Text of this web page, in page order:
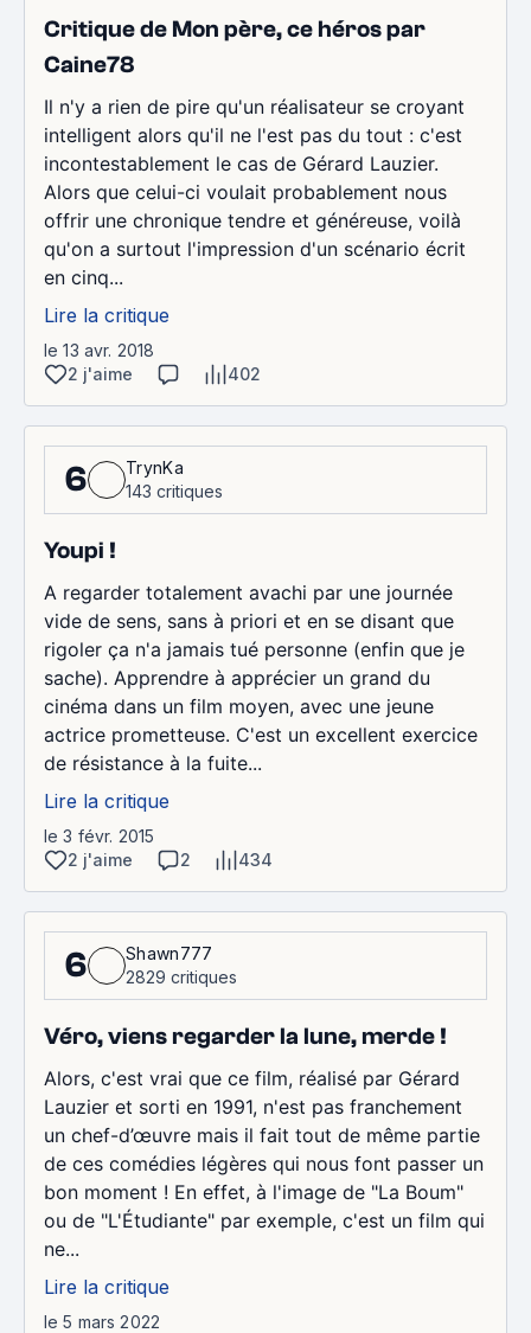
Critique de Mon père, ce héros par
Caine78
Il n'y a rien de pire qu'un réalisateur se croyant
intelligent alors qu'il ne l'est pas du tout : c'est
incontestablement le cas de Gérard Lauzier.
Alors que celui-ci voulait probablement nous
offrir une chronique tendre et généreuse, voilà
qu'on a surtout l'impression d'un scénario écrit
en cinq...
Lire la critique
le 13 avr. 2018
2 j'aime
402
6
TrynKa
143 critiques
Youpi !
A regarder totalement avachi par une journée
vide de sens, sans à priori et en se disant que
rigoler ça n'a jamais tué personne (enfin que je
sache). Apprendre à apprécier un grand du
cinéma dans un film moyen, avec une jeune
actrice prometteuse. C'est un excellent exercice
de résistance à la fuite...
Lire la critique
le 3 févr. 2015
2 j'aime
2 434
6
Shawn777
2829 critiques
Véro, viens regarder la lune, merde !
Alors, c'est vrai que ce film, réalisé par Gérard
Lauzier et sorti en 1991, n'est pas franchement
un chef-d’œuvre mais il fait tout de même partie
de ces comédies légères qui nous font passer un
bon moment ! En effet, à l'image de "La Boum"
ou de "L'Étudiante" par exemple, c'est un film qui
ne...
Lire la critique
le 5 mars 2022